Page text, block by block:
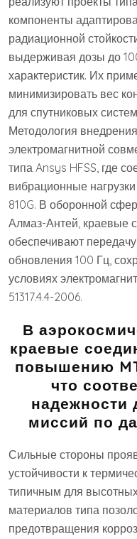
компоненты
радиационной
выдерживая дозы до
характеристик. Их
минимизировать вес
для спутниковых
Методология
электромагнитной
типа Ansys HFSS, где
вибрационные
810G. В оборонной
Алмаз-Антей, краевые
обеспечивают
обновления 100 Гц,
условиях
51317.4.4-2006.
В
краевые
повышению
что
надежности
миссий по
Сильные стороны
устойчивости к
типичным для
материалов типа
предотвращения